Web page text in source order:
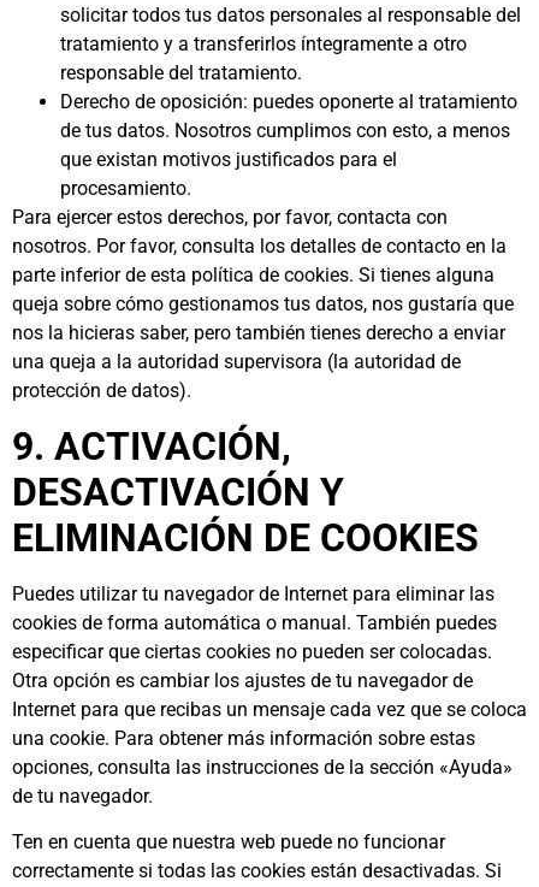
solicitar todos tus datos personales al responsable del
tratamiento y a transferirlos íntegramente a otro
responsable del tratamiento.
Derecho de oposición: puedes oponerte al tratamiento
de tus datos. Nosotros cumplimos con esto, a menos
que existan motivos justificados para el
procesamiento.
Para ejercer estos derechos, por favor, contacta con
nosotros. Por favor, consulta los detalles de contacto en la
parte inferior de esta política de cookies. Si tienes alguna
queja sobre cómo gestionamos tus datos, nos gustaría que
nos la hicieras saber, pero también tienes derecho a enviar
una queja a la autoridad supervisora (la autoridad de
protección de datos).
9. ACTIVACIÓN,
DESACTIVACIÓN Y
ELIMINACIÓN DE COOKIES
Puedes utilizar tu navegador de Internet para eliminar las
cookies de forma automática o manual. También puedes
especificar que ciertas cookies no pueden ser colocadas.
Otra opción es cambiar los ajustes de tu navegador de
Internet para que recibas un mensaje cada vez que se coloca
una cookie. Para obtener más información sobre estas
opciones, consulta las instrucciones de la sección «Ayuda»
de tu navegador.
Ten en cuenta que nuestra web puede no funcionar
correctamente si todas las cookies están desactivadas. Si